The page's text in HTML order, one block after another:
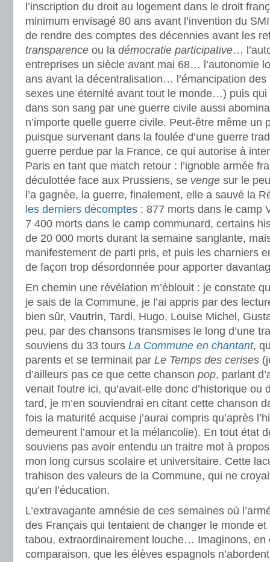
l’inscription du droit au logement dans le droit
minimum envisagé 80 ans avant l’invention du
de rendre des comptes des décennies avant les
transparence ou la démocratie participative…
entreprises un siècle avant mai 68… l’autonomie
ans avant la décentralisation… l’émancipation des
sexes une éternité avant tout le monde…) puis
dans son sang par une guerre civile aussi
n’importe quelle guerre civile. Peut-être même un
puisque survenant dans la foulée d’une guerre
guerre perdue par la France, ce qui autorise à
Paris en tant que match retour : l’ignoble armée
déculottée face aux Prussiens, se venge sur le
l’a gagnée, la guerre, finalement, elle a sauvé la
les derniers décomptes : 877 morts dans le camp
7 400 morts dans le camp communard, certains
de 20 000 morts durant la semaine sanglante,
manifestement de parti pris, et puis les charniers
de façon trop désordonnée pour apporter
En chemin une révélation m’éblouit : je constate
je sais de la Commune, je l’ai appris par des
bien sûr, Vautrin, Tardi, Hugo, Louise Michel,
peu, par des chansons transmises le long d’une
souviens du 33 tours La Commune en chantant,
parents et se terminait par Le Temps des cerises
d’ailleurs pas ce que cette chanson pop, parlant
venait foutre ici, qu’avait-elle donc d’historique ou
tard, je m’en souviendrai en citant cette chanson
fois la maturité acquise j’aurai compris qu’après
demeurent l’amour et la mélancolie). En tout état
souviens pas avoir entendu un traitre mot à
mon long cursus scolaire et universitaire. Cette
trahison des valeurs de la Commune, qui ne
qu’en l’éducation.
L’extravagante amnésie de ces semaines où
des Français qui tentaient de changer le monde
tabou, extraordinairement louche… Imaginons, en
comparaison, que les élèves espagnols